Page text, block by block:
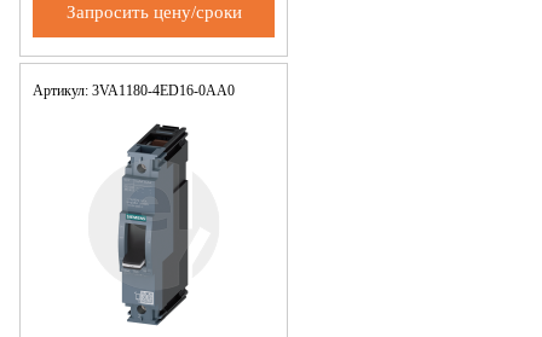
Запросить цену/сроки
Артикул: 3VA1180-4ED16-0AA0